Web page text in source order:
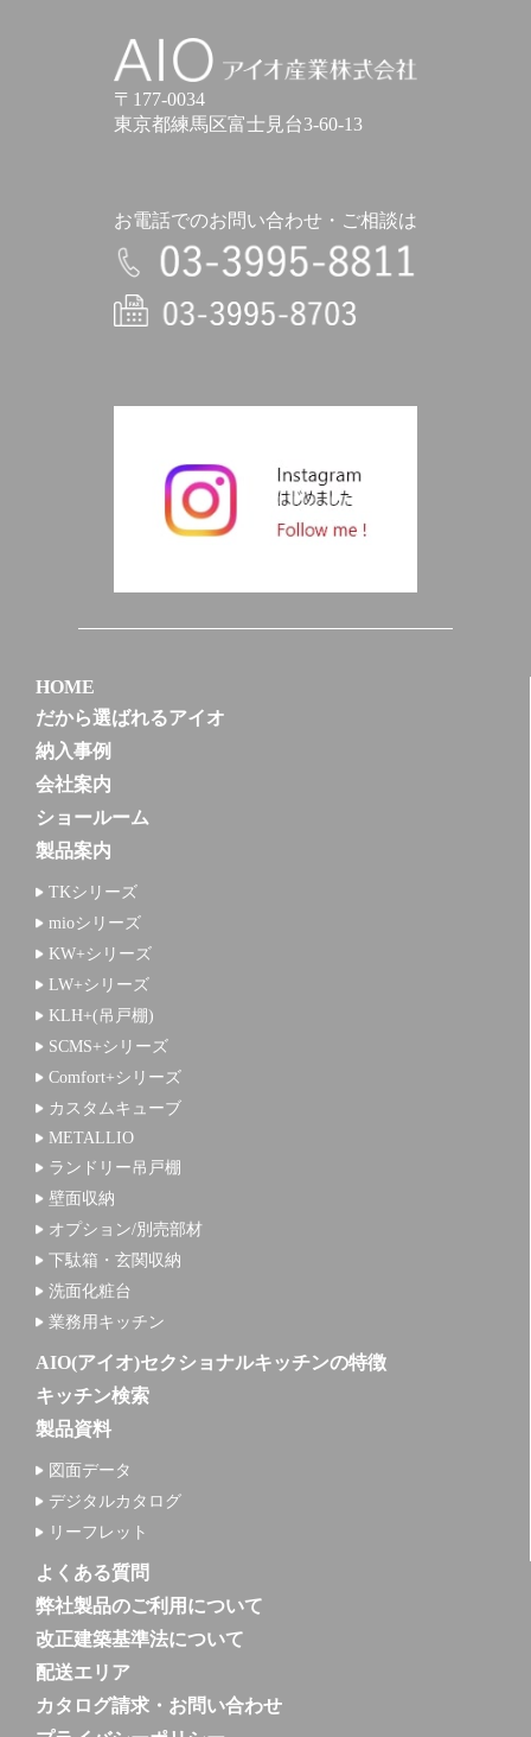
アイオ産業株式会社
〒177-0034
東京都練馬区富士見台3-60-13
お電話でのお問い合わせ・ご相談は
電話
HOME
だから選ばれるアイオ
納入事例
会社案内
ショールーム
製品案内
TKシリーズ
mioシリーズ
KW+シリーズ
LW+シリーズ
KLH+(吊戸棚)
SCMS+シリーズ
Comfort+シリーズ
カスタムキューブ
METALLIO
ランドリー吊戸棚
壁面収納
オプション/別売部材
下駄箱・玄関収納
洗面化粧台
業務用キッチン
AIO(アイオ)セクショナルキッチンの特徴
キッチン検索
製品資料
図面データ
デジタルカタログ
リーフレット
よくある質問
弊社製品のご利用について
改正建築基準法について
配送エリア
カタログ請求・お問い合わせ